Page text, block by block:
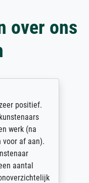
over ons
positief.
werk (na
af aan).
aantal